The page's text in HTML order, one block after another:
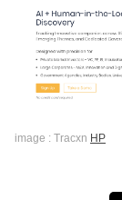
image : Tracxn HP